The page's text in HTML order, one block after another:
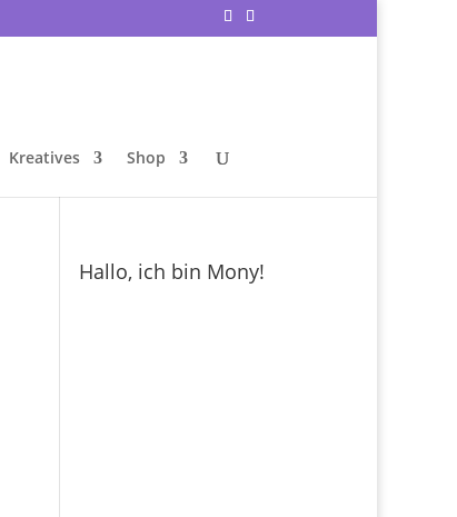
Kreatives Shop
Hallo, ich bin Mony!